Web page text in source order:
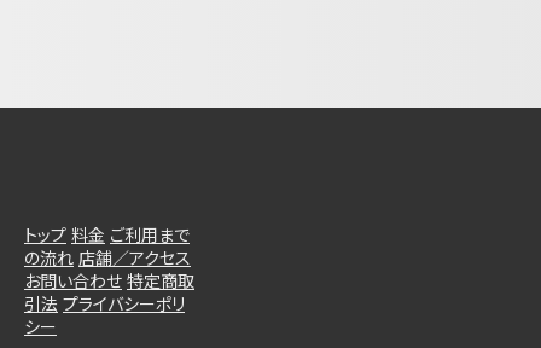
トップ 料金 ご利用まで
の流れ 店舗／アクセス
お問い合わせ 特定商取
引法 プライバシーポリ
シー